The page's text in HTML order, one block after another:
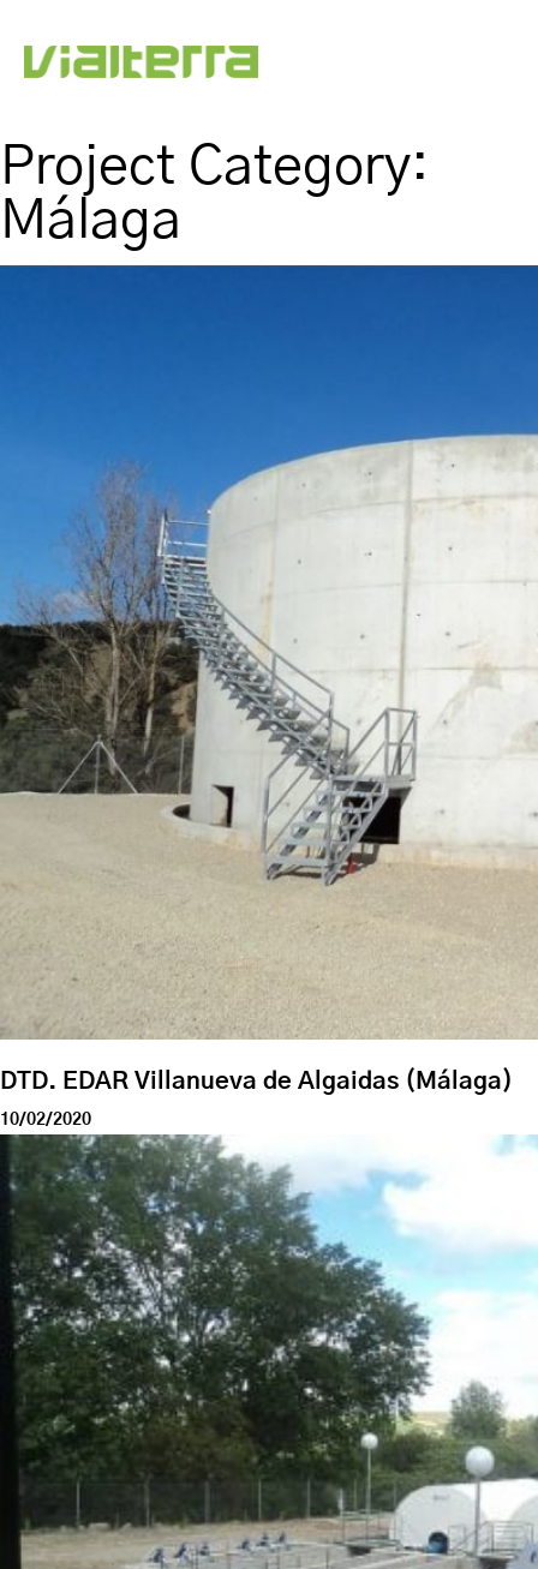
Project Category:
Málaga
DTD. EDAR Villanueva de Algaidas (Málaga)
10/02/2020